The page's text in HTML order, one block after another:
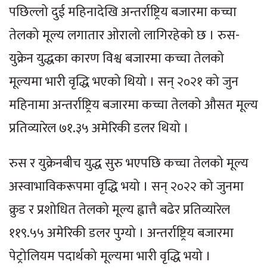
पछिल्लो दुई महिनादेखि अन्तर्राष्ट्रिय बजारमा कच्चा
तेलको मूल्य लगातार ओरालो लागिरहेको छ । रुस-
युक्रेन युद्धका कारण विश्व बजारमा कच्चा तेलको
मूल्यमा भारी वृद्धि भएको थियो । सन् २०२१ को जुन
महिनामा अन्तर्राष्ट्रिय बजारमा कच्चा तेलको औसत मूल्य
प्रतिव्यारेल ७१.३५ अमेरिकी डलर थियो ।
रुस र युक्रेनबीच युद्ध सुरु भएपछि कच्चा तेलको मूल्य
अस्वाभाविकरूपमा वृद्धि भयो । सन् २०२२ को जुनमा
क्रुड र प्रशोधित तेलको मूल्य ह्वात्तै बढेर प्रतिव्यारेल
११९.५५ अमेरिकी डलर पुग्यो । अन्तर्राष्ट्रिय बजारमा
पेट्रोलियम पदार्थको मूल्यमा भारी वृद्धि भयो ।